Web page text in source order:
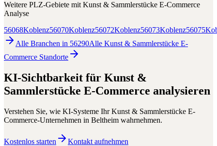
Weitere PLZ-Gebiete mit Kunst & Sammlerstücke E-Commerce
Analyse
56068Koblenz56070Koblenz56072Koblenz56073Koblenz56075
Alle Branchen in 56290Alle Kunst & Sammlerstücke E-
Commerce Standorte
KI-Sichtbarkeit für Kunst &
Sammlerstücke E-Commerce analysieren
Verstehen Sie, wie KI-Systeme IhrKunst & Sammlerstücke E-
Commerce-Unternehmen in Beltheim wahrnehmen.
Kostenlos starten Kontakt aufnehmen